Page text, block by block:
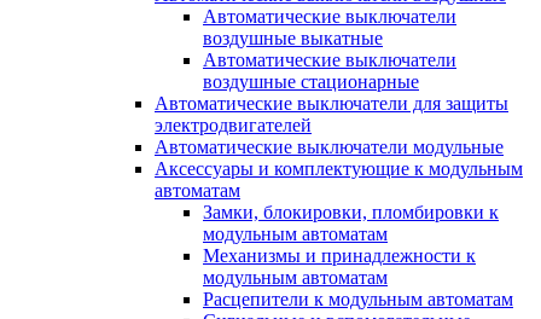
Автоматические выключатели
воздушные выкатные
Автоматические выключатели
воздушные стационарные
Автоматические выключатели для защиты
электродвигателей
Автоматические выключатели модульные
Аксессуары и комплектующие к модульным
автоматам
Замки, блокировки, пломбировки к
модульным автоматам
Механизмы и принадлежности к
модульным автоматам
Расцепители к модульным автоматам